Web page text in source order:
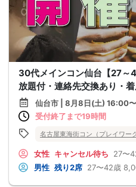
30代メインコン仙台【27
放題付・連絡先交換あり・
仙台市 | 8月8日(土) 16:00〜
受付終了まで19時間
名古屋東海街コン（プレイワー
女性 キャンセル待ち 27〜
男性 残り2席 27〜42歳